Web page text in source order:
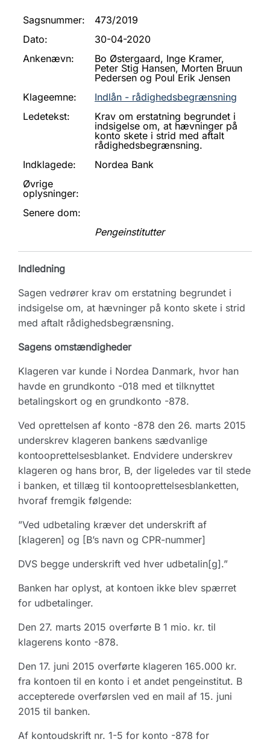
Sagsnummer:
473/2019
Dato:
30-04-2020
Ankenævn:
Bo Østergaard, Inge Kramer,
Peter Stig Hansen, Morten Bruun
Pedersen og Poul Erik Jensen
Klageemne:
Indlån - rådighedsbegrænsning
Ledetekst:
Krav om erstatning begrundet i
indsigelse om, at hævninger på
konto skete i strid med aftalt
rådighedsbegrænsning.
Indklagede:
Nordea Bank
Øvrige
oplysninger:
Senere dom:
Pengeinstitutter
Indledning
Sagen vedrører krav om erstatning begrundet i
indsigelse om, at hævninger på konto skete i strid
med aftalt rådighedsbegrænsning.
Sagens omstændigheder
Klageren var kunde i Nordea Danmark, hvor han
havde en grundkonto -018 med et tilknyttet
betalingskort og en grundkonto -878.
Ved oprettelsen af konto -878 den 26. marts 2015
underskrev klageren bankens sædvanlige
kontooprettelsesblanket. Endvidere underskrev
klageren og hans bror, B, der ligeledes var til stede
i banken, et tillæg til kontooprettelsesblanketten,
hvoraf fremgik følgende:
”Ved udbetaling kræver det underskrift af
[klageren] og [B’s navn og CPR-nummer]
DVS begge underskrift ved hver udbetalin[g].”
Banken har oplyst, at kontoen ikke blev spærret
for udbetalinger.
Den 27. marts 2015 overførte B 1 mio. kr. til
klagerens konto -878.
Den 17. juni 2015 overførte klageren 165.000 kr.
fra kontoen til en konto i et andet pengeinstitut. B
accepterede overførslen ved en mail af 15. juni
2015 til banken.
Af kontoudskrift nr. 1-5 for konto -878 for